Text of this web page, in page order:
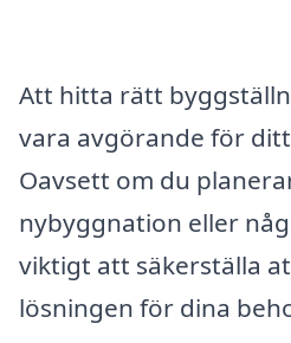
Att hitta rätt
vara avgörande för
Oavsett om du
nybyggnation eller
viktigt att säkerställa
lösningen för dina